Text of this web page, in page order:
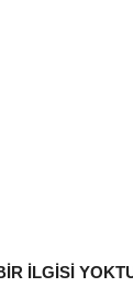
İLGİSİ